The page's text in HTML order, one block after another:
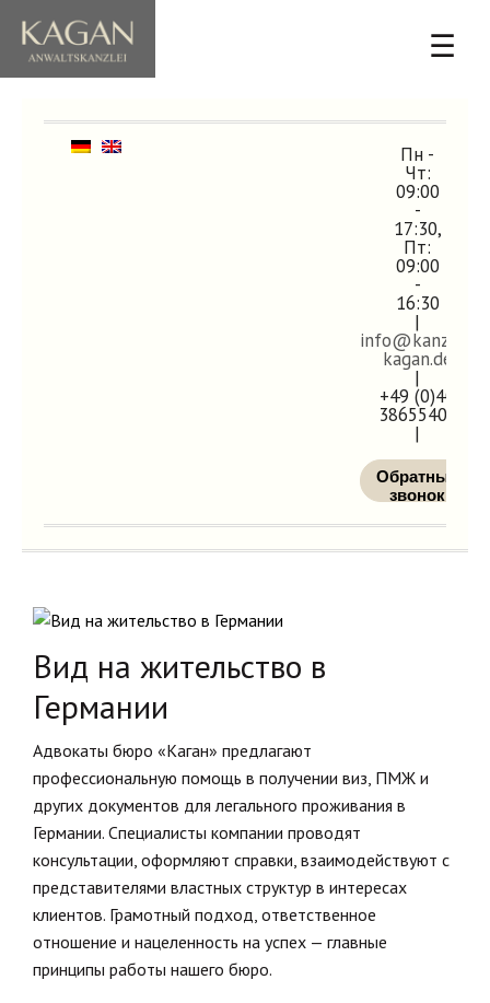
☰
Пн -
Чт:
09:00
-
17:30,
Пт:
09:00
-
16:30
|
info@kanzlei-
kagan.de
|
+49 (0)40
38655400
|
Обратный
звонок
Вид на жительство в
Германии
Адвокаты бюро «Каган» предлагают
профессиональную помощь в получении виз, ПМЖ и
других документов для легального проживания в
Германии. Специалисты компании проводят
консультации, оформляют справки, взаимодействуют с
представителями властных структур в интересах
клиентов. Грамотный подход, ответственное
отношение и нацеленность на успех — главные
принципы работы нашего бюро.